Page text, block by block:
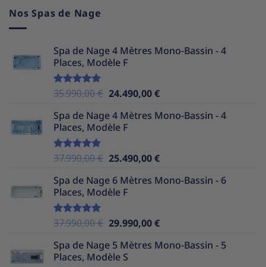
Nos Spas de Nage
Spa de Nage 4 Mètres Mono-Bassin - 4
Places, Modèle F
Note5.00
35.990,00€ Le
initial
était :
24.490,00€Le
actuel
Spa de Nage 4 Mètres Mono-Bassin - 4
Places, Modèle F
Note5.00
37.990,00€ Le
initial
était :
25.490,00€Le
actuel
Spa de Nage 6 Mètres Mono-Bassin - 6
Places, Modèle F
Note5.00
37.990,00€ Le
initial
était :
29.990,00€Le
actuel
Spa de Nage 5 Mètres Mono-Bassin - 5
Places, Modèle S